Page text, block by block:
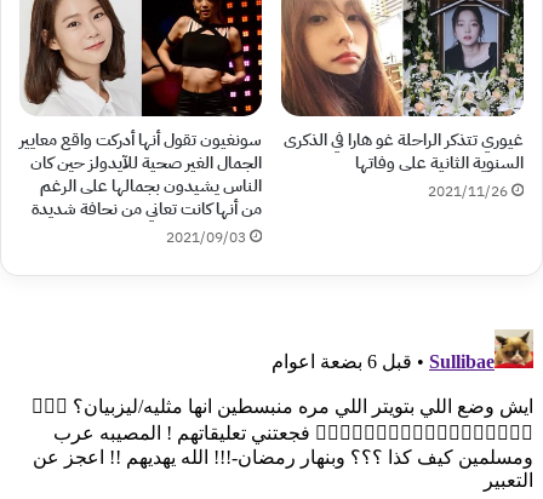
غيوري تتذكر الراحلة غو هارا في الذكرى
السنوية الثانية على وفاتها
2021/11/26
سونغيون تقول أنها أدركت واقع معايير
الجمال الغير صحية للآيدولز حين كان
الناس يشيدون بجمالها على الرغم
من أنها كانت تعاني من نحافة شديدة
2021/09/03